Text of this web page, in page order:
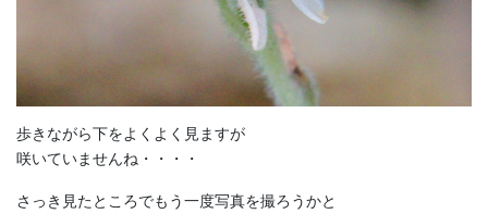
歩きながら下をよくよく見ますが
咲いていませんね・・・・
さっき見たところでもう一度写真を撮ろうかと